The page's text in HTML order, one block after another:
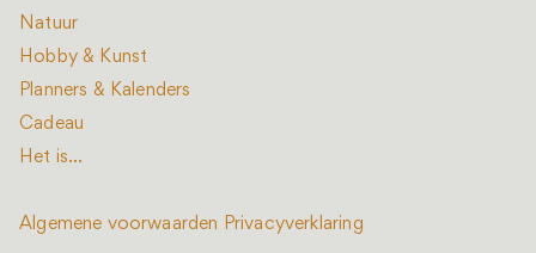
Natuur
Hobby & Kunst
Planners & Kalenders
Cadeau
Het is...
Algemene voorwaarden Privacyverklaring